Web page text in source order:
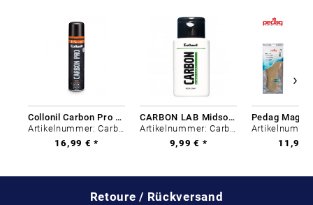
Collonil Carbon Pro 400 ml
16,99 € *
CARBON LAB Midsole Cleaner
9,99 € *
11,99
Retoure / Rückversand